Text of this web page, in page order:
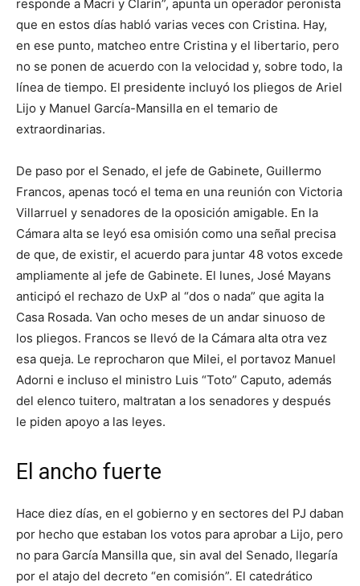
responde a Macri y Clarín”, apunta un operador peronista
que en estos días habló varias veces con Cristina. Hay,
en ese punto, matcheo entre Cristina y el libertario, pero
no se ponen de acuerdo con la velocidad y, sobre todo, la
línea de tiempo. El presidente incluyó los pliegos de Ariel
Lijo y Manuel García-Mansilla en el temario de
extraordinarias.
De paso por el Senado, el jefe de Gabinete, Guillermo
Francos, apenas tocó el tema en una reunión con Victoria
Villarruel y senadores de la oposición amigable. En la
Cámara alta se leyó esa omisión como una señal precisa
de que, de existir, el acuerdo para juntar 48 votos excede
ampliamente al jefe de Gabinete. El lunes, José Mayans
anticipó el rechazo de UxP al “dos o nada” que agita la
Casa Rosada. Van ocho meses de un andar sinuoso de
los pliegos. Francos se llevó de la Cámara alta otra vez
esa queja. Le reprocharon que Milei, el portavoz Manuel
Adorni e incluso el ministro Luis “Toto” Caputo, además
del elenco tuitero, maltratan a los senadores y después
le piden apoyo a las leyes.
El ancho fuerte
Hace diez días, en el gobierno y en sectores del PJ daban
por hecho que estaban los votos para aprobar a Lijo, pero
no para García Mansilla que, sin aval del Senado, llegaría
por el atajo del decreto “en comisión”. El catedrático